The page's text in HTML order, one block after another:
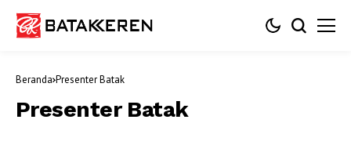
Beranda Presenter Batak
Presenter Batak